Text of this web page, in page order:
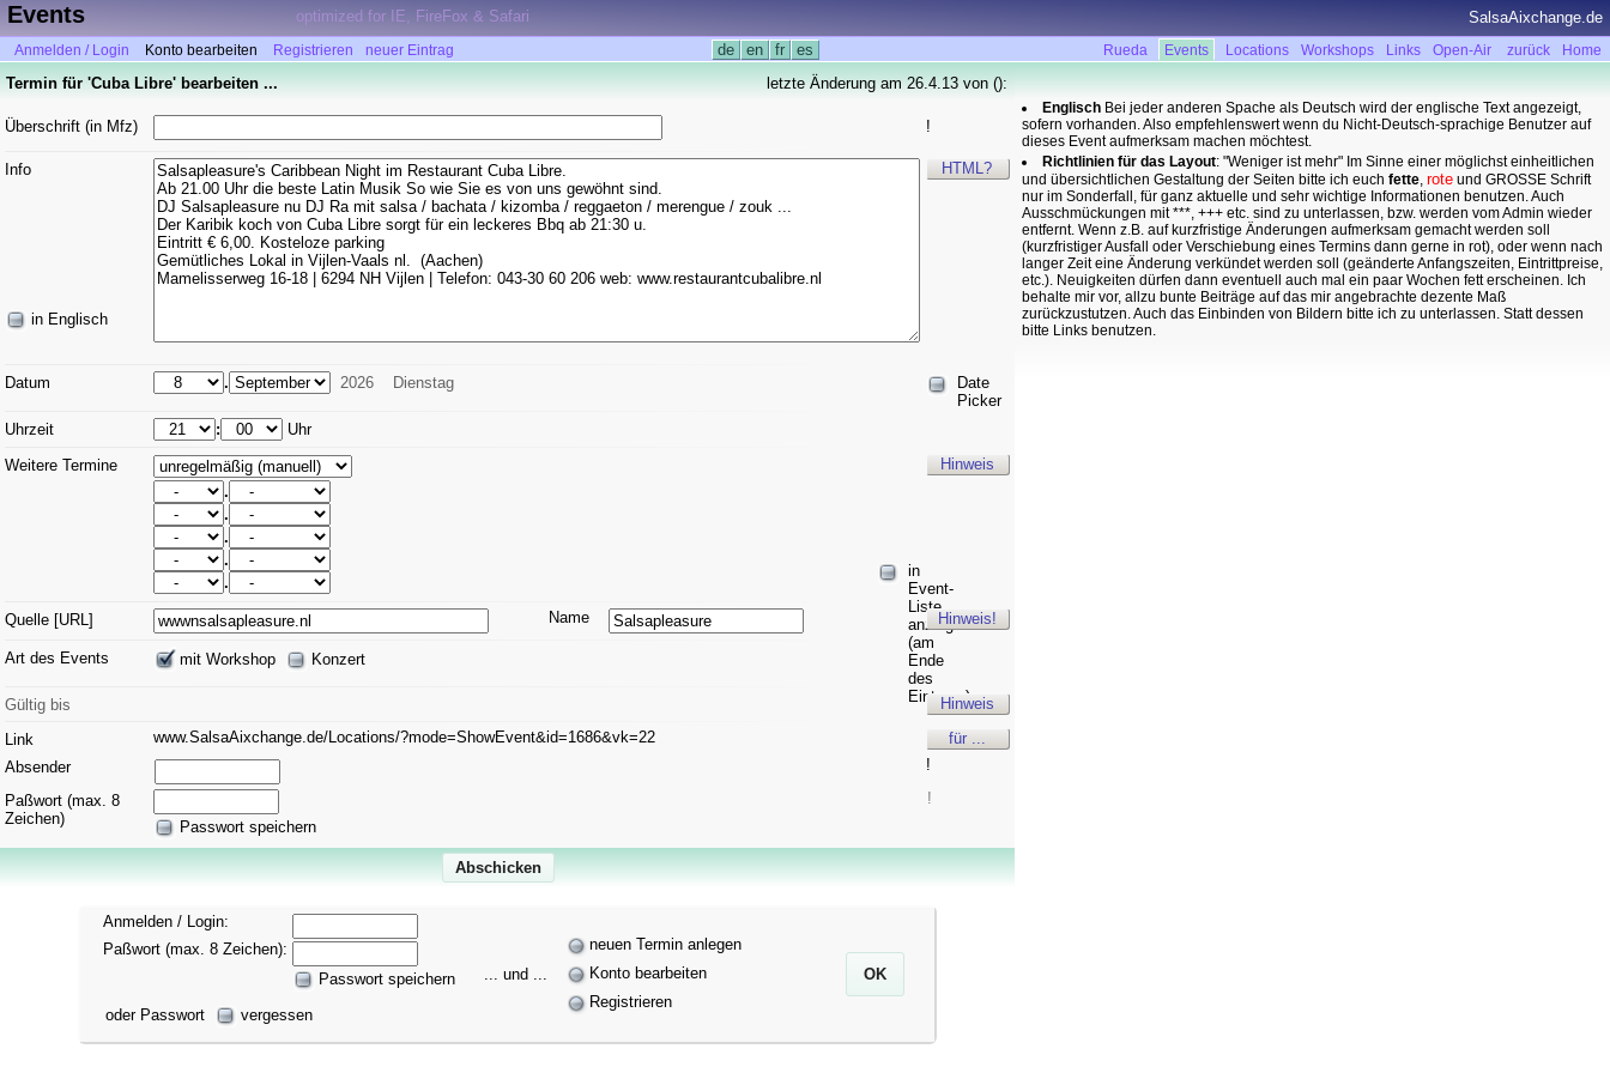
Events optimized for IE, FireFox & Safari SalsaAixchange.de
Anmelden / Login Konto bearbeiten Registrieren neuer Eintrag de en fr es Rueda Events Locations Workshops Links Open-Air zurück Home
Termin für 'Cuba Libre' bearbeiten ... letzte Änderung am 26.4.13 von ():
Überschrift (in Mfz) !
Info
in Englisch
HTML?
Datum . 2026 Dienstag
Date
Picker
Uhrzeit
:
Uhr
Weitere Termine
.
.
.
.
.
in
Event-
Liste
anzeigen
(am
Ende
des
Eintrags)
Hinweis
Quelle [URL] Name Hinweis!
Art des Events mit Workshop Konzert
Gültig bis
Hinweis
Link
www.SalsaAixchange.de/Locations/?mode=ShowEvent&id=1686&vk=22
für ...
Absender
!
Paßwort (max. 8
Zeichen)
Passwort speichern
!
Anmelden / Login:
Paßwort (max. 8 Zeichen):
Passwort speichern
oder Passwort
vergessen
... und ...
neuen Termin anlegen
Konto bearbeiten
Registrieren
Englisch Bei jeder anderen Spache als Deutsch wird der englische Text angezeigt,
sofern vorhanden. Also empfehlenswert wenn du Nicht-Deutsch-sprachige Benutzer auf
dieses Event aufmerksam machen möchtest.
Richtlinien für das Layout: "Weniger ist mehr" Im Sinne einer möglichst einheitlichen
und übersichtlichen Gestaltung der Seiten bitte ich euch fette, rote und GROSSE Schrift
nur im Sonderfall, für ganz aktuelle und sehr wichtige Informationen benutzen. Auch
Ausschmückungen mit ***, +++ etc. sind zu unterlassen, bzw. werden vom Admin wieder
entfernt. Wenn z.B. auf kurzfristige Änderungen aufmerksam gemacht werden soll
(kurzfristiger Ausfall oder Verschiebung eines Termins dann gerne in rot), oder wenn nach
langer Zeit eine Änderung verkündet werden soll (geänderte Anfangszeiten, Eintrittpreise,
etc.). Neuigkeiten dürfen dann eventuell auch mal ein paar Wochen fett erscheinen. Ich
behalte mir vor, allzu bunte Beiträge auf das mir angebrachte dezente Maß
zurückzustutzen. Auch das Einbinden von Bildern bitte ich zu unterlassen. Statt dessen
bitte Links benutzen.